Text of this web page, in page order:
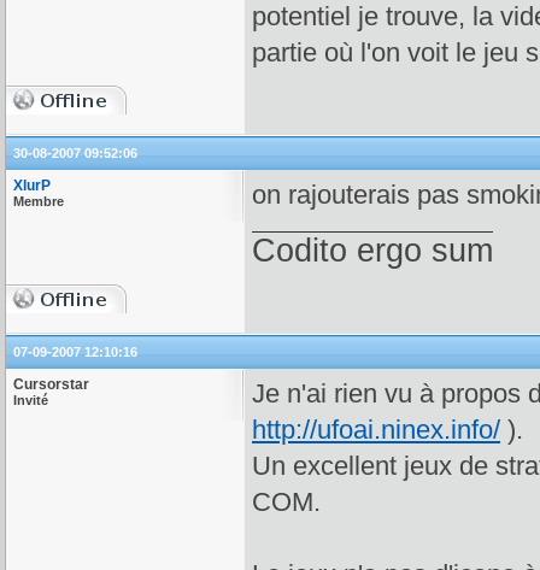
potentiel je trouve, la
partie où l'on voit le jeu
30-08-2007 09:52:06
XlurP
Membre on rajouterais pas
Codito ergo sum
07-09-2007 12:10:16
Cursorstar
Invité
Je n'ai rien vu à propos
http://ufoai.ninex.info/ ).
Un excellent jeux de
COM.